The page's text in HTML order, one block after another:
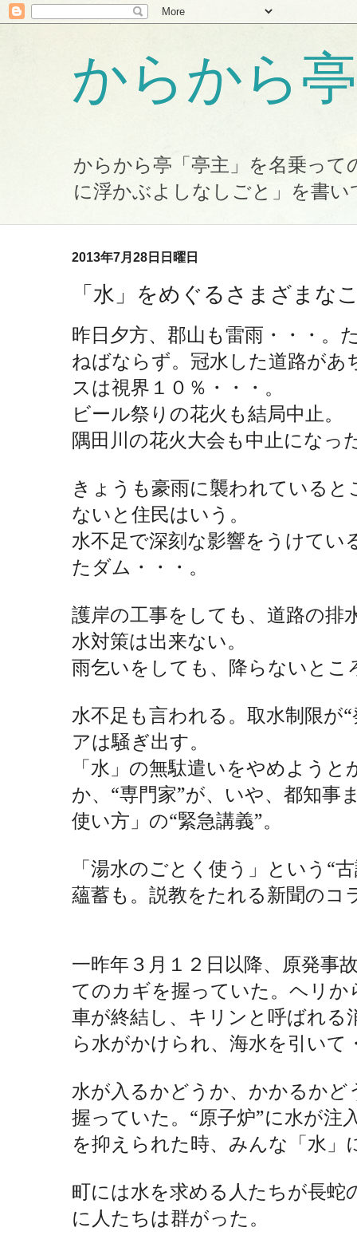
からから
からから亭「亭主」を名乗っ
に浮かぶよしなしごと」を書い
2013年7月28日日曜日
「水」をめぐるさまざまな
昨日夕方、郡山も雷雨・・・。
ねばならず。冠水した道路が
スは視界１０％・・・。
ビール祭りの花火も結局中止。
隅田川の花火大会も中止になっ
きょうも豪雨に襲われている
ないと住民はいう。
水不足で深刻な影響をうけてい
たダム・・・。
護岸の工事をしても、道路の排
水対策は出来ない。
雨乞いをしても、降らないとこ
水不足も言われる。取水制限が
アは騒ぎ出す。
「水」の無駄遣いをやめよう
か、“専門家”が、いや、都知事
使い方」の“緊急講義”。
「湯水のごとく使う」という“
蘊蓄も。説教をたれる新聞のコ
一昨年３月１２日以降、原発事
てのカギを握っていた。ヘリ
車が終結し、キリンと呼ばれる
ら水がかけられ、海水を引いて
水が入るかどうか、かかるか
握っていた。“原子炉”に水が注
を抑えられた時、みんな「水」
町には水を求める人たちが長蛇
に人たちは群がった。